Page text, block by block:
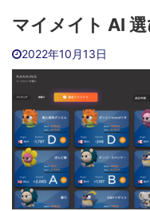
マイメイト AI
2022年10月13日